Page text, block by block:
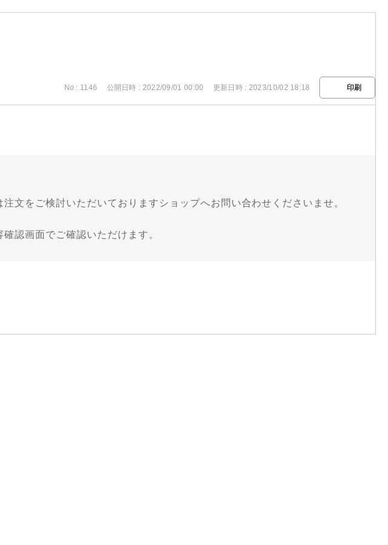
No : 1146 公開日時 : 2022/09/01 00:00 更新日時 : 2023/10/02 18:18 印刷
文をご検討いただいておりますショップへお問い合わせくださいませ。
認画面でご確認いただけます。